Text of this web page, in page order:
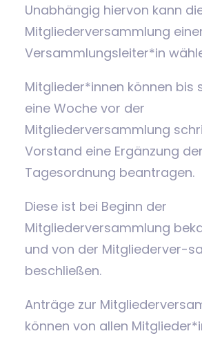
Unabhängig hiervon kann
Mitgliederversammlung
Versammlungsleiter*in
Mitglieder*innen können bis
eine Woche vor der
Mitgliederversammlung
Vorstand eine Ergänzung der
Tagesordnung beantragen.
Diese ist bei Beginn der
Mitgliederversammlung
und von der Mitgliederver-
beschließen.
Anträge zur
können von allen